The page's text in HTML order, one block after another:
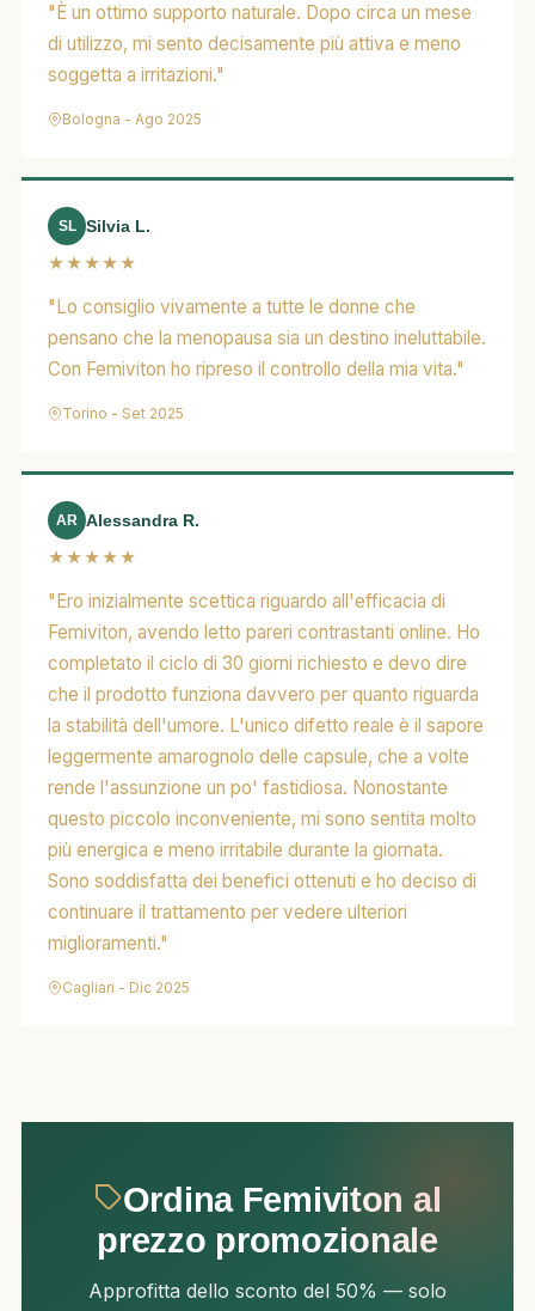
"È un ottimo supporto naturale. Dopo circa un mese
di utilizzo, mi sento decisamente più attiva e meno
soggetta a irritazioni."
Bologna - Ago 2025
SL
Silvia L.
★★★★★
"Lo consiglio vivamente a tutte le donne che
pensano che la menopausa sia un destino ineluttabile.
Con Femiviton ho ripreso il controllo della mia vita."
Torino - Set 2025
AR Alessandra R.
★★★★★
"Ero inizialmente scettica riguardo all'efficacia di
Femiviton, avendo letto pareri contrastanti online. Ho
completato il ciclo di 30 giorni richiesto e devo dire
che il prodotto funziona davvero per quanto riguarda
la stabilità dell'umore. L'unico difetto reale è il sapore
leggermente amarognolo delle capsule, che a volte
rende l'assunzione un po' fastidiosa. Nonostante
questo piccolo inconveniente, mi sono sentita molto
più energica e meno irritabile durante la giornata.
Sono soddisfatta dei benefici ottenuti e ho deciso di
continuare il trattamento per vedere ulteriori
miglioramenti."
Cagliari - Dic 2025
Ordina Femiviton al
prezzo promozionale
Approfitta dello sconto del 50% — solo